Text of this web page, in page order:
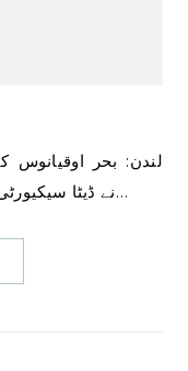
لندن: بحر اوقیانوس کے دونوں اطراف کے قانون سازوں کے
بڑھتے ہوئے دباؤ کے درمیان TikTok نے ڈیٹا سیکیورٹی کے…